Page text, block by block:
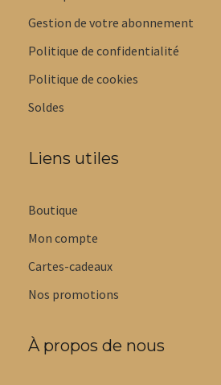
Gestion de votre abonnement
Politique de confidentialité
Politique de cookies
Soldes
Liens utiles
Boutique
Mon compte
Cartes-cadeaux
Nos promotions
À propos de nous